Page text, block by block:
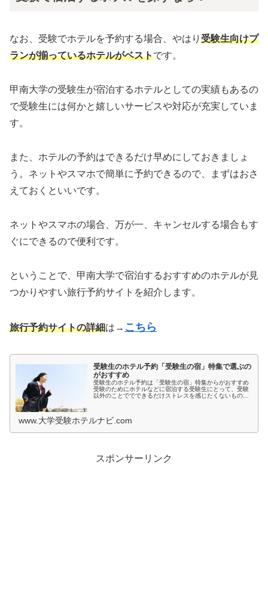
なお、受験でホテルを予約する場合、やはり 受験生向けプ
ランが揃っているホテルがベストです。
甲南大学の受験生が宿泊するホテルとしての実績もあるの
で受験生には何かと嬉しいサービスや対応が充実していま
す。
また、ホテルの予約はできるだけ早めにしておきましょ
う。ネットやスマホで簡単に予約できるので、まずはおさ
えておくといいです。
ネットやスマホの場合、万が一、キャンセルする場合もす
ぐにできるので便利です。
ということで、甲南大学で宿泊するおすすめのホテルが見
つかりやすい旅行予約サイトを紹介します。
旅行予約サイトの詳細は→ こちら
受験生のホテル予約「受験生の宿」特集で選ぶの
がおすすめ
受験生のホテル予約は「受験生の宿」特集からがおすすめ
受験のためにホテルなどに宿泊する受験生にとって、受験
以外のことででできるだけストレスを感じたくないもので
www.大学受験ホテルナビ.com
スポンサーリンク